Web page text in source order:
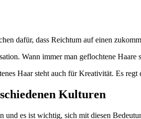
dafür, dass Reichtum auf einen
Wann immer man geflochtene
Haar steht auch für Kreativität. Es
Kulturen
es ist wichtig, sich mit diesen